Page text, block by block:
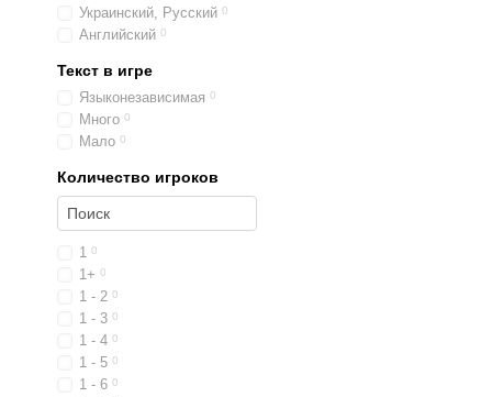
Украинский, Русский 0
Английский 0
Текст в игре
Языконезависимая 0
Много 0
Мало 0
Количество игроков
1 0
1+ 0
1 - 2 0
1 - 3 0
1 - 4 0
1 - 5 0
1 - 6 0